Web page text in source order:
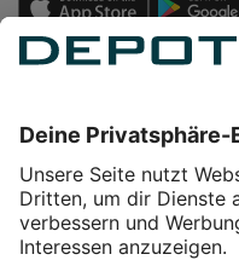
Service
Über DEPOT